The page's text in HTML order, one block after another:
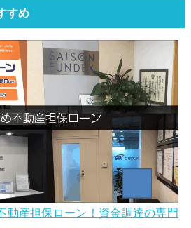
すめ
動産担保ローン！資金調達の専門